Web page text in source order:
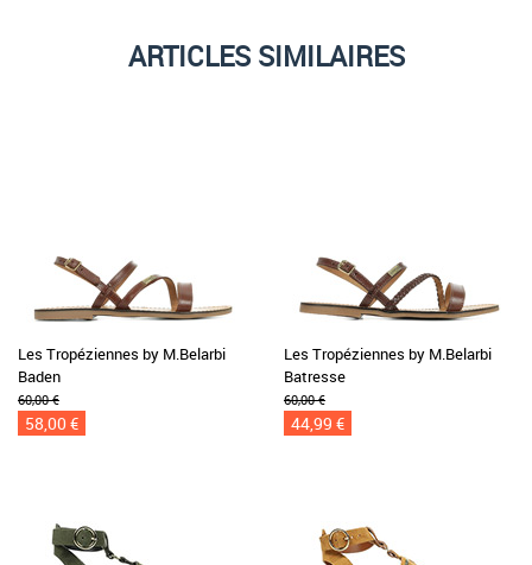
ARTICLES SIMILAIRES
Les Tropéziennes by M.Belarbi
Baden
60,00 €
58,00 €
Les Tropéziennes by M.Belarbi
Batresse
60,00 €
44,99 €